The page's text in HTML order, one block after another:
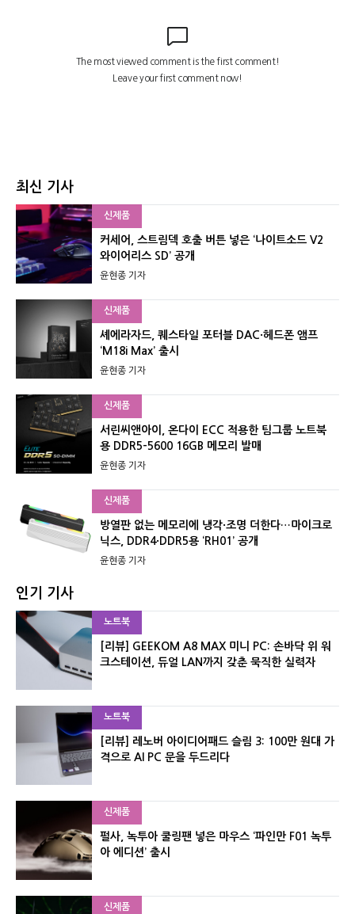
최신 기사
신제품
커세어, 스트림덱 호출 버튼 넣은 ‘나이트소드 V2
와이어리스 SD’ 공개
윤현종 기자
신제품
셰에라자드, 퀘스타일 포터블 DAC·헤드폰 앰프
‘M18i Max’ 출시
윤현종 기자
신제품
서린씨앤아이, 온다이 ECC 적용한 팀그룹 노트북
용 DDR5-5600 16GB 메모리 발매
윤현종 기자
신제품
방열판 없는 메모리에 냉각·조명 더한다…마이크로
닉스, DDR4·DDR5용 ‘RH01’ 공개
윤현종 기자
인기 기사
노트북
[리뷰] GEEKOM A8 MAX 미니 PC: 손바닥 위 워
크스테이션, 듀얼 LAN까지 갖춘 묵직한 실력자
노트북
[리뷰] 레노버 아이디어패드 슬림 3: 100만 원대 가
격으로 AI PC 문을 두드리다
신제품
펄사, 녹투아 쿨링팬 넣은 마우스 ‘파인만 F01 녹투
아 에디션’ 출시
신제품